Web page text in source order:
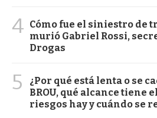
4 Cómo fue el siniestro de
murió Gabriel Rossi,
Drogas
5
¿Por qué está lenta o se
BROU, qué alcance tiene
riesgos hay y cuándo se